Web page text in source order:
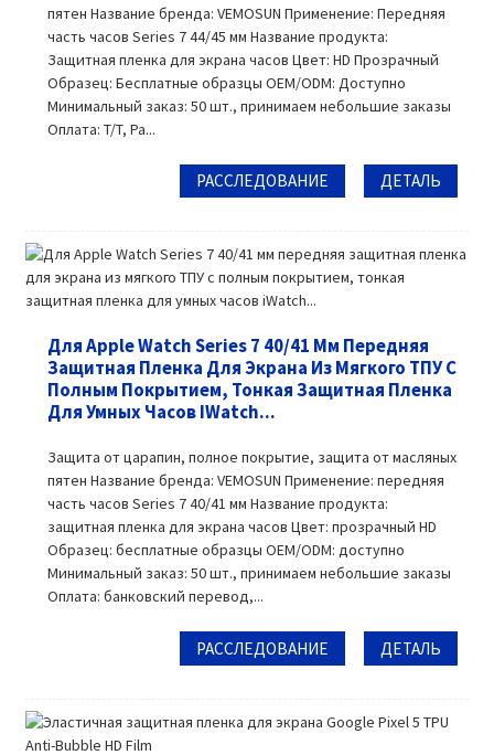
пятен Название бренда: VEMOSUN Применение: Передняя
часть часов Series 7 44/45 мм Название продукта:
Защитная пленка для экрана часов Цвет: HD Прозрачный
Образец: Бесплатные образцы OEM/ODM: Доступно
Минимальный заказ: 50 шт., принимаем небольшие заказы
Оплата: T/T, Pa...
РАССЛЕДОВАНИЕ ДЕТАЛЬ
Для Apple Watch Series 7 40/41 Мм Передняя
Защитная Пленка Для Экрана Из Мягкого ТПУ С
Полным Покрытием, Тонкая Защитная Пленка
Для Умных Часов IWatch...
Защита от царапин, полное покрытие, защита от масляных
пятен Название бренда: VEMOSUN Применение: передняя
часть часов Series 7 40/41 мм Название продукта:
защитная пленка для экрана часов Цвет: прозрачный HD
Образец: бесплатные образцы OEM/ODM: доступно
Минимальный заказ: 50 шт., принимаем небольшие заказы
Оплата: банковский перевод,...
РАССЛЕДОВАНИЕ ДЕТАЛЬ